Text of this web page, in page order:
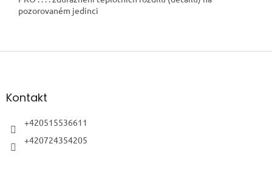
pozorovaném jedinci
Z
aKontakt
+420515536611
+420724354205